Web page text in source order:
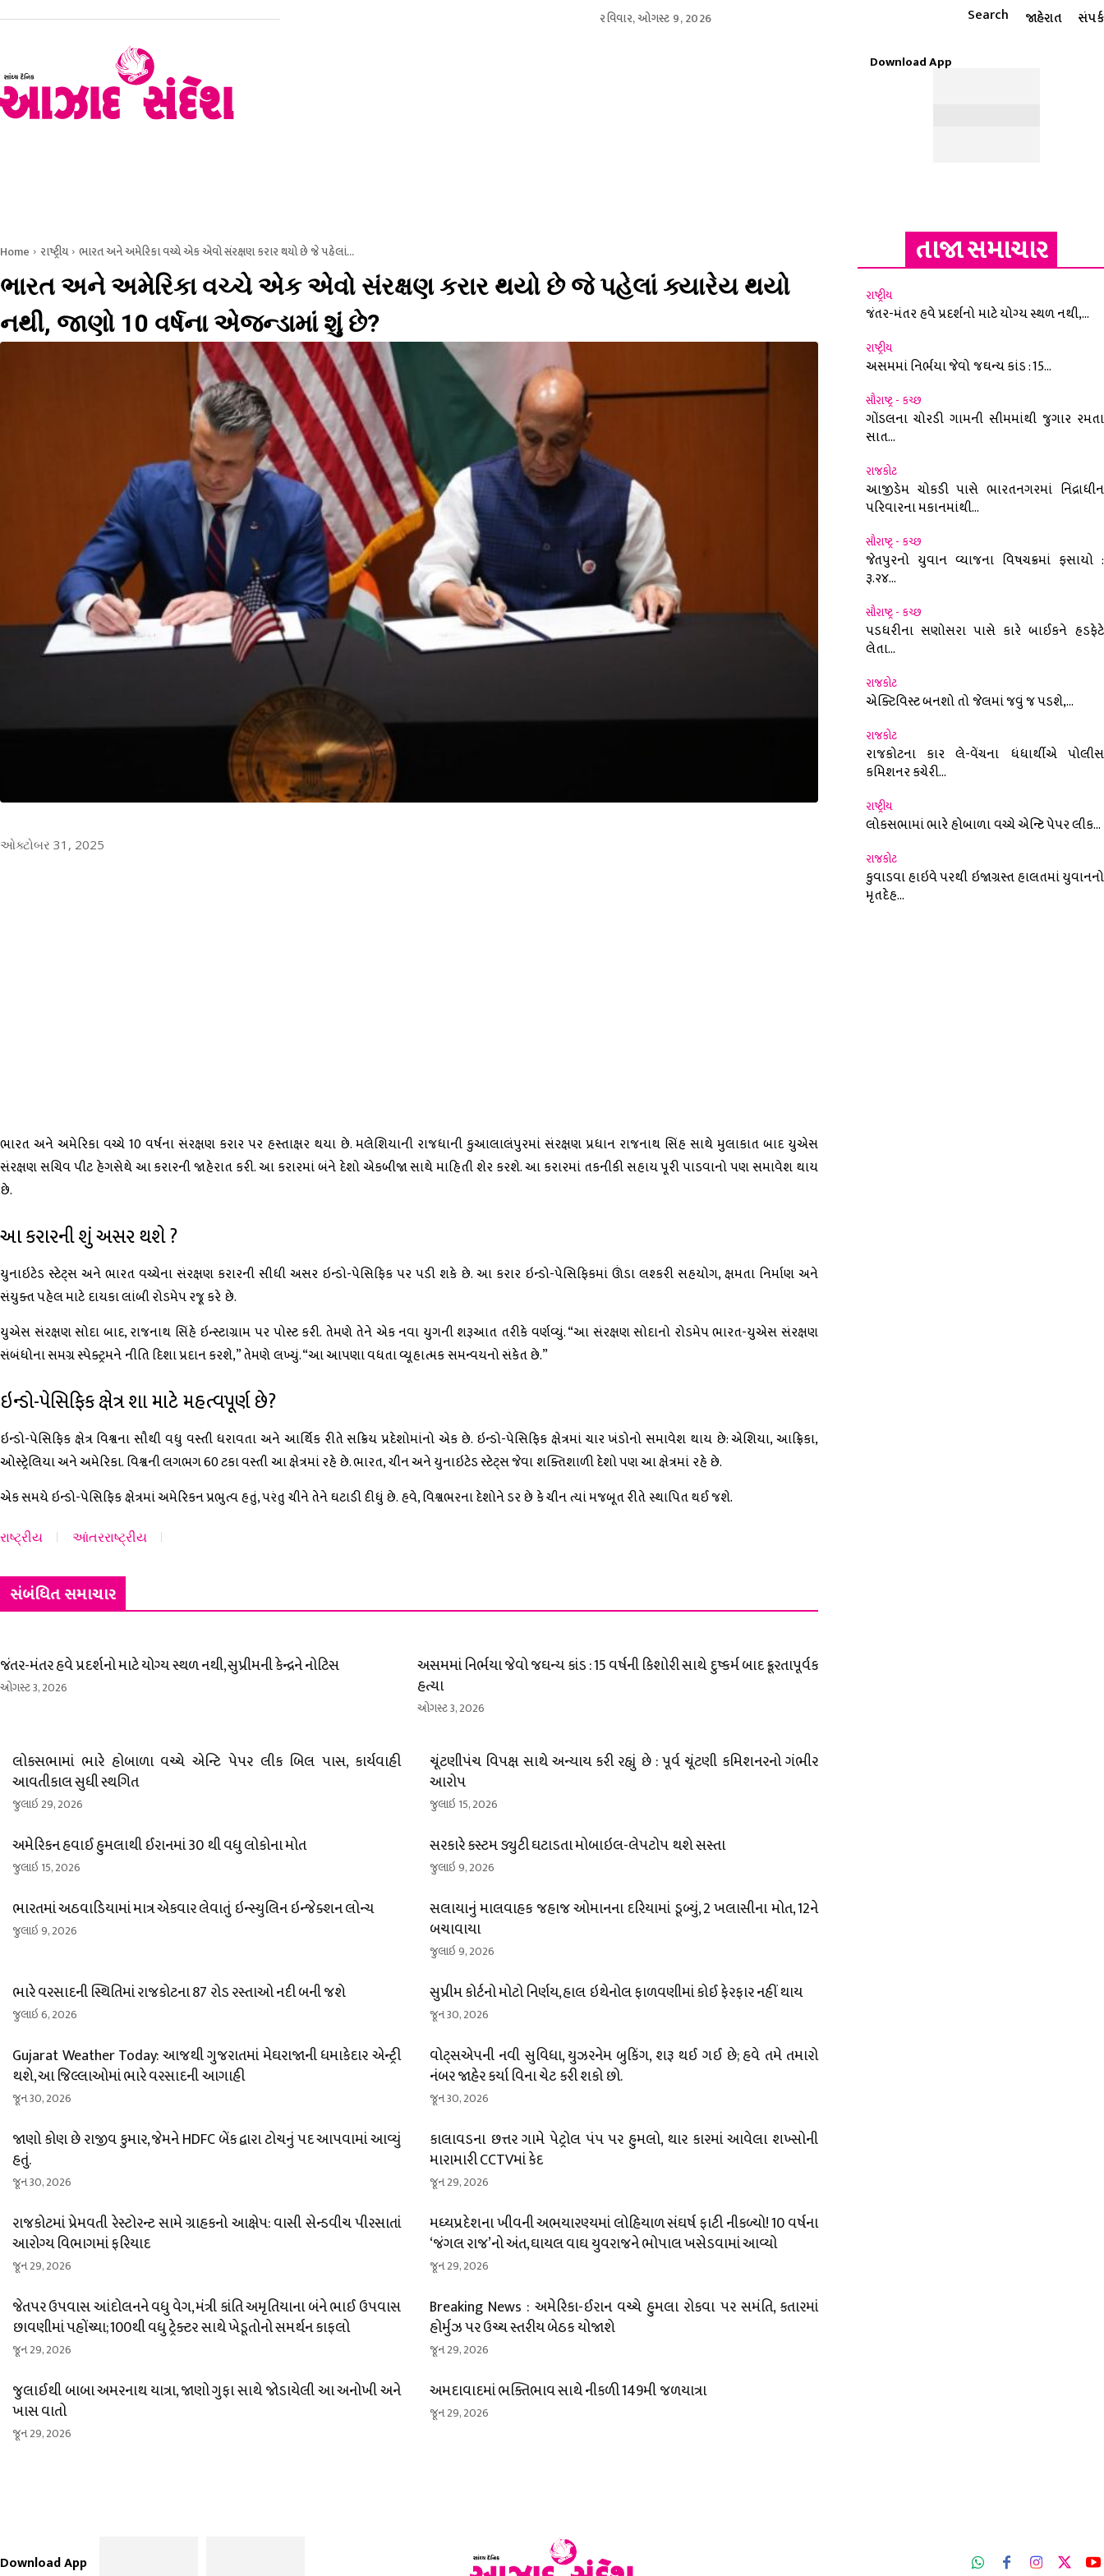
રવિવાર, ઓગસ્ટ 9, 2026 Search જાહેરાત સંપર્ક
Download App
Home રાષ્ટ્રીય ભારત અને અમેરિકા વચ્ચે એક એવો સંરક્ષણ કરાર થયો છે જે પહેલાં...
ભારત અને અમેરિકા વચ્ચે એક એવો સંરક્ષણ કરાર થયો છે જે પહેલાં ક્યારેય થયો
નથી, જાણો 10 વર્ષના એજન્ડામાં શું છે?
ઓક્ટોબર 31, 2025
ભારત અને અમેરિકા વચ્ચે 10 વર્ષના સંરક્ષણ કરાર પર હસ્તાક્ષર થયા છે. મલેશિયાની રાજધાની કુઆલાલંપુરમાં સંરક્ષણ પ્રધાન રાજનાથ સિંહ સાથે મુલાકાત બાદ યુએસ
સંરક્ષણ સચિવ પીટ હેગસેથે આ કરારની જાહેરાત કરી. આ કરારમાં બંને દેશો એકબીજા સાથે માહિતી શેર કરશે. આ કરારમાં તકનીકી સહાય પૂરી પાડવાનો પણ સમાવેશ થાય
છે.
આ કરારની શું અસર થશે ?
યુનાઇટેડ સ્ટેટ્સ અને ભારત વચ્ચેના સંરક્ષણ કરારની સીધી અસર ઇન્ડો-પેસિફિક પર પડી શકે છે. આ કરાર ઇન્ડો-પેસિફિકમાં ઊંડા લશ્કરી સહયોગ, ક્ષમતા નિર્માણ અને
સંયુક્ત પહેલ માટે દાયકા લાંબી રોડમેપ રજૂ કરે છે.
યુએસ સંરક્ષણ સોદા બાદ, રાજનાથ સિંહે ઇન્સ્ટાગ્રામ પર પોસ્ટ કરી. તેમણે તેને એક નવા યુગની શરૂઆત તરીકે વર્ણવ્યું. “આ સંરક્ષણ સોદાનો રોડમેપ ભારત-યુએસ સંરક્ષણ
સંબંધોના સમગ્ર સ્પેક્ટ્રમને નીતિ દિશા પ્રદાન કરશે,” તેમણે લખ્યું. “આ આપણા વધતા વ્યૂહાત્મક સમન્વયનો સંકેત છે.”
ઇન્ડો-પેસિફિક ક્ષેત્ર શા માટે મહત્વપૂર્ણ છે?
ઇન્ડો-પેસિફિક ક્ષેત્ર વિશ્વના સૌથી વધુ વસ્તી ધરાવતા અને આર્થિક રીતે સક્રિય પ્રદેશોમાંનો એક છે. ઇન્ડો-પેસિફિક ક્ષેત્રમાં ચાર ખંડોનો સમાવેશ થાય છે: એશિયા, આફ્રિકા,
ઓસ્ટ્રેલિયા અને અમેરિકા. વિશ્વની લગભગ 60 ટકા વસ્તી આ ક્ષેત્રમાં રહે છે. ભારત, ચીન અને યુનાઇટેડ સ્ટેટ્સ જેવા શક્તિશાળી દેશો પણ આ ક્ષેત્રમાં રહે છે.
એક સમયે ઇન્ડો-પેસિફિક ક્ષેત્રમાં અમેરિકન પ્રભુત્વ હતું, પરંતુ ચીને તેને ઘટાડી દીધું છે. હવે, વિશ્વભરના દેશોને ડર છે કે ચીન ત્યાં મજબૂત રીતે સ્થાપિત થઈ જશે.
રાષ્ટ્રીય આંતરરાષ્ટ્રીય
સંબંધિત સમાચાર
જંતર-મંતર હવે પ્રદર્શનો માટે યોગ્ય સ્થળ નથી, સુપ્રીમની કેન્દ્રને નોટિસ
ઓગસ્ટ 3, 2026
અસમમાં નિર્ભયા જેવો જઘન્ય કાંડ : 15 વર્ષની કિશોરી સાથે દુષ્કર્મ બાદ ક્રૂરતાપૂર્વક
હત્યા
ઓગસ્ટ 3, 2026
લોકસભામાં ભારે હોબાળા વચ્ચે એન્ટિ પેપર લીક બિલ પાસ, કાર્યવાહી
આવતીકાલ સુધી સ્થગિત
જુલાઇ 29, 2026
ચૂંટણીપંચ વિપક્ષ સાથે અન્યાય કરી રહ્યું છે : પૂર્વ ચૂંટણી કમિશનરનો ગંભીર
આરોપ
જુલાઇ 15, 2026
અમેરિકન હવાઈ હુમલાથી ઈરાનમાં 30 થી વધુ લોકોના મોત
જુલાઇ 15, 2026
સરકારે કસ્ટમ ડ્યુટી ઘટાડતા મોબાઇલ-લેપટોપ થશે સસ્તા
જુલાઇ 9, 2026
ભારતમાં અઠવાડિયામાં માત્ર એકવાર લેવાતું ઇન્સ્યુલિન ઇન્જેક્શન લોન્ચ
જુલાઇ 9, 2026
સલાયાનું માલવાહક જહાજ ઓમાનના દરિયામાં ડૂબ્યું, 2 ખલાસીના મોત, 12ને
બચાવાયા
જુલાઇ 9, 2026
ભારે વરસાદની સ્થિતિમાં રાજકોટના 87 રોડ રસ્તાઓ નદી બની જશે
જુલાઇ 6, 2026
સુપ્રીમ કોર્ટનો મોટો નિર્ણય, હાલ ઇથેનોલ ફાળવણીમાં કોઈ ફેરફાર નહીં થાય
જૂન 30, 2026
Gujarat Weather Today: આજથી ગુજરાતમાં મેઘરાજાની ધમાકેદાર એન્ટ્રી
થશે, આ જિલ્લાઓમાં ભારે વરસાદની આગાહી
જૂન 30, 2026
વોટ્સએપની નવી સુવિધા, યુઝરનેમ બુકિંગ, શરૂ થઈ ગઈ છે; હવે તમે તમારો
નંબર જાહેર કર્યા વિના ચેટ કરી શકો છો.
જૂન 30, 2026
જાણો કોણ છે રાજીવ કુમાર, જેમને HDFC બેંક દ્વારા ટોચનું પદ આપવામાં આવ્યું
હતું.
જૂન 30, 2026
કાલાવડના છત્તર ગામે પેટ્રોલ પંપ પર હુમલો, થાર કારમાં આવેલા શખ્સોની
મારામારી CCTVમાં કેદ
જૂન 29, 2026
રાજકોટમાં પ્રેમવતી રેસ્ટોરન્ટ સામે ગ્રાહકનો આક્ષેપ: વાસી સેન્ડવીચ પીરસાતાં
આરોગ્ય વિભાગમાં ફરિયાદ
જૂન 29, 2026
મધ્યપ્રદેશના ખીવની અભયારણ્યમાં લોહિયાળ સંઘર્ષ ફાટી નીકળ્યો! 10 વર્ષના
‘જંગલ રાજ’નો અંત, ઘાયલ વાઘ યુવરાજને ભોપાલ ખસેડવામાં આવ્યો
જૂન 29, 2026
જેતપર ઉપવાસ આંદોલનને વધુ વેગ, મંત્રી કાંતિ અમૃતિયાના બંને ભાઈ ઉપવાસ
છાવણીમાં પહોંચ્યા; 100થી વધુ ટ્રેક્ટર સાથે ખેડૂતોનો સમર્થન કાફલો
જૂન 29, 2026
Breaking News : અમેરિકા-ઈરાન વચ્ચે હુમલા રોકવા પર સમંતિ, કતારમાં
હોર્મુઝ પર ઉચ્ચ સ્તરીય બેઠક યોજાશે
જૂન 29, 2026
જુલાઈથી બાબા અમરનાથ યાત્રા, જાણો ગુફા સાથે જોડાયેલી આ અનોખી અને
ખાસ વાતો
જૂન 29, 2026
અમદાવાદમાં ભક્તિભાવ સાથે નીકળી 149મી જળયાત્રા
જૂન 29, 2026
તાજા સમાચાર
રાષ્ટ્રીય
જંતર-મંતર હવે પ્રદર્શનો માટે યોગ્ય સ્થળ નથી,...
રાષ્ટ્રીય
અસમમાં નિર્ભયા જેવો જઘન્ય કાંડ : 15...
સૌરાષ્ટ્ર - કચ્છ
ગોંડલના ચોરડી ગામની સીમમાંથી જુગાર રમતા
સાત...
રાજકોટ
આજીડેમ ચોકડી પાસે ભારતનગરમાં નિંદ્રાધીન
પરિવારના મકાનમાંથી...
સૌરાષ્ટ્ર - કચ્છ
જેતપુરનો યુવાન વ્યાજના વિષચક્રમાં ફસાયો :
રૂ.૨૪...
સૌરાષ્ટ્ર - કચ્છ
પડધરીના સણોસરા પાસે કારે બાઈકને હડફેટે
લેતા...
રાજકોટ
એક્ટિવિસ્ટ બનશો તો જેલમાં જવું જ પડશે,...
રાજકોટ
રાજકોટના કાર લે-વેંચના ધંધાર્થીએ પોલીસ
કમિશનર કચેરી...
રાષ્ટ્રીય
લોકસભામાં ભારે હોબાળા વચ્ચે એન્ટિ પેપર લીક...
રાજકોટ
કુવાડવા હાઇવે પરથી ઇજાગ્રસ્ત હાલતમાં યુવાનનો
મૃતદેહ...
Download App